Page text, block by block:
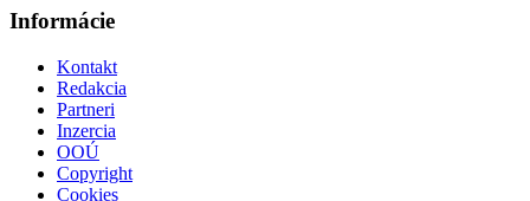
Informácie
Kontakt
Redakcia
Partneri
Inzercia
OOÚ
Copyright
Cookies